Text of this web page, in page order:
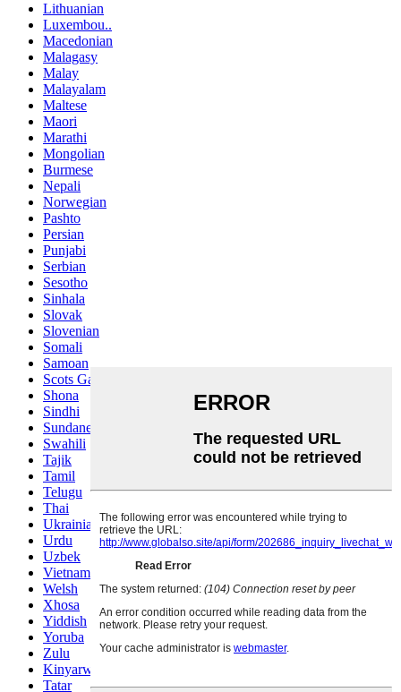
Lithuanian
Luxembou..
Macedonian
Malagasy
Malay
Malayalam
Maltese
Maori
Marathi
Mongolian
Burmese
Nepali
Norwegian
Pashto
Persian
Punjabi
Serbian
Sesotho
Sinhala
Slovak
Slovenian
Somali
Samoan
Scots Gaelic
Shona
Sindhi
Sundanese
Swahili
Tajik
Tamil
Telugu
Thai
Ukrainian
Urdu
Uzbek
Vietnamese
Welsh
Xhosa
Yiddish
Yoruba
Zulu
Kinyarwanda
Tatar